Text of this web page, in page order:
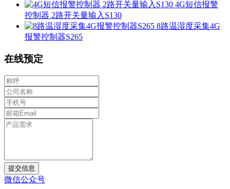
4G短信报警
控制器 2路开关量输入S130
8路温湿度采集4G
报警控制器S265
在线预定
提交信息
微信公众号